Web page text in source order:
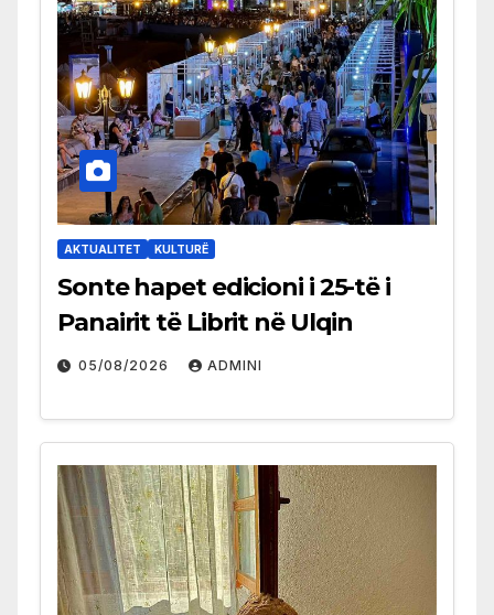
AKTUALITET KULTURË
Sonte hapet edicioni i 25-të i
Panairit të Librit në Ulqin
05/08/2026 ADMINI